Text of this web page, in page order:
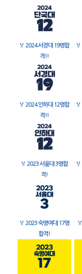
🏅 2024 서경대 19명합
격!!
🏅
🏅 2024 인하대 12명합
격!!
🏅
🏅 2023 서울대 3명합
격!
🏅
🏅 2023 숙명여대 17명
합격!
🏅